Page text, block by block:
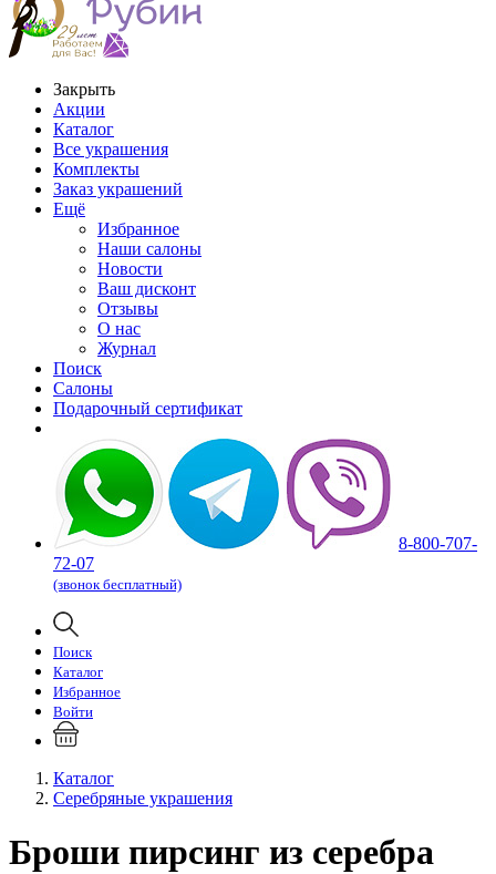
Закрыть
Акции
Каталог
Все украшения
Комплекты
Заказ украшений
Ещё
Избранное
Наши салоны
Новости
Ваш дисконт
Отзывы
О нас
Журнал
Поиск
Салоны
Подарочный сертификат
8-800-707-
72-07
(звонок бесплатный)
Поиск
Каталог
Избранное
Войти
Каталог
Серебряные украшения
Броши пирсинг из серебра